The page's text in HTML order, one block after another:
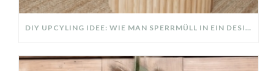
DIY UPCYLING IDEE: WIE MAN SPERRMÜLL IN EIN DESIGNER TEIL VERWANDELT